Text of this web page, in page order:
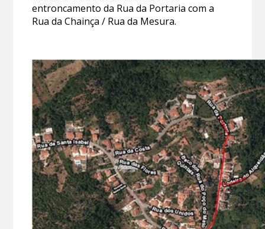
entroncamento da Rua da Portaria com a
Rua da Chainça / Rua da Mesura.